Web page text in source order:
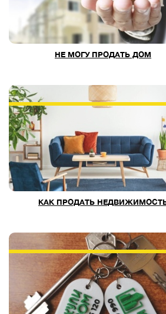
НЕ МОГУ ПРОДАТЬ ДОМ
КАК ПРОДАТЬ